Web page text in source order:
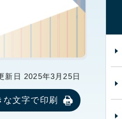
日 2025年3月25日
な文字で印刷